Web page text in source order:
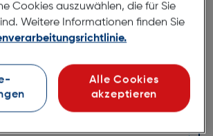
18mm
Cookies auszuwählen, die für Sie
Weitere Informationen finden Sie
Alle Cookies
akzeptieren